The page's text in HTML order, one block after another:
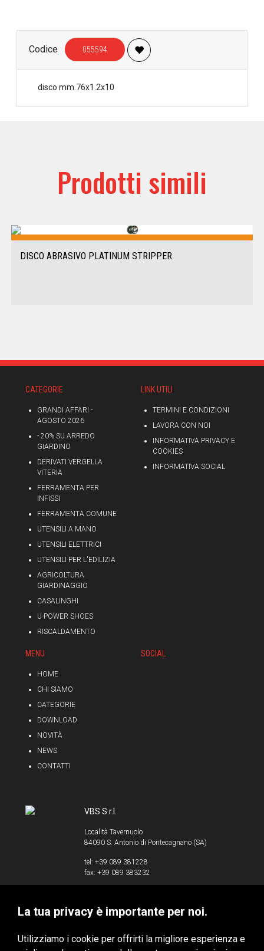
Codice 055594
disco mm.76x1.2x10
Prodotti simili
DISCO ABRASIVO PLATINUM STRIPPER
CATEGORIE
GRANDI AFFARI -
AGOSTO 2026
- 20% SU ARREDO
GIARDINO
DERIVATI VERGELLA
VITERIA
FERRAMENTA PER
INFISSI
FERRAMENTA COMUNE
UTENSILI A MANO
UTENSILI ELETTRICI
UTENSILI PER L'EDILIZIA
AGRICOLTURA
GIARDINAGGIO
CASALINGHI
U-POWER SHOES
RISCALDAMENTO
LINK UTILI
TERMINI E CONDIZIONI
LAVORA CON NOI
INFORMATIVA PRIVACY E
COOKIES
INFORMATIVA SOCIAL
MENU
HOME
CHI SIAMO
CATEGORIE
DOWNLOAD
NOVITÀ
NEWS
CONTATTI
SOCIAL
VBS S.r.l.
Località Tavernuolo
84090 S. Antonio di Pontecagnano (SA)
tel: +39 089 381228
fax: +39 089 383232
P.IVA 00853520658
La tua privacy è importante per noi.
Utilizziamo i cookie per offrirti la migliore esperienza e